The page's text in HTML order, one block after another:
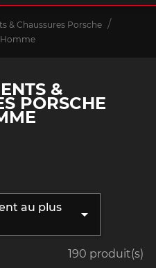
& Chaussures Porsche
Homme
&
PORSCHE
au plus

190 produit(s)